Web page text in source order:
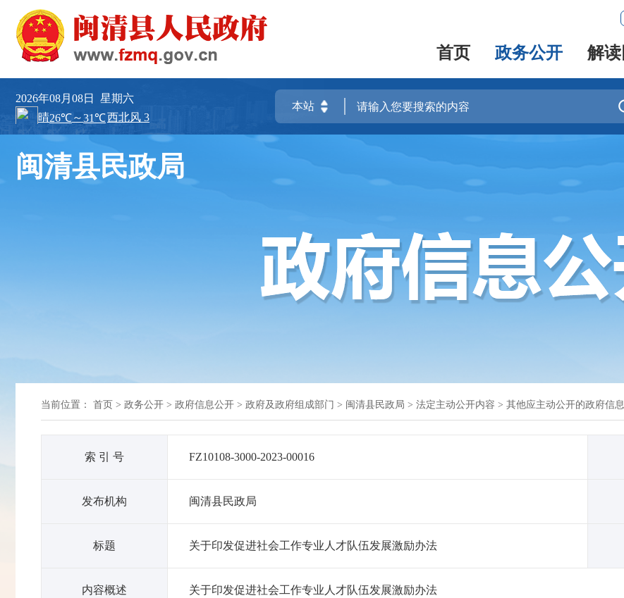
首页 政务公开 解
2026年08月08日 星期六
闽清县民政局
当前位置： 首页 > 政务公开 > 政府信息公开 > 政府及政府组成部门 > 闽清县民政局 > 法定主动公开内容 > 其他应主动公开的政府信息
索 引 号 FZ10108-3000-2023-00016
发布机构 闽清县民政局
标题 关于印发促进社会工作专业人才队伍发展激励办法
内容概述 关于印发促进社会工作专业人才队伍发展激励办法